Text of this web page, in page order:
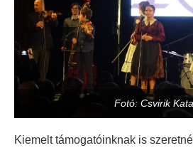
Fotó: Csvirik
Kiemelt támogatóinknak is